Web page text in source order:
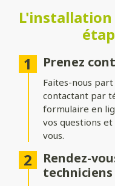
Battant: idéal pour les
classique à deux vantaux.
optimise le dégagement
Coulissant
fonctionnement fluide
Formes du
Ajoutez du style à votre
portails :
L'installation
Prenez
Faites-nous
contactant par
formulaire en
vos questions
vous.
Rendez-
techniciens